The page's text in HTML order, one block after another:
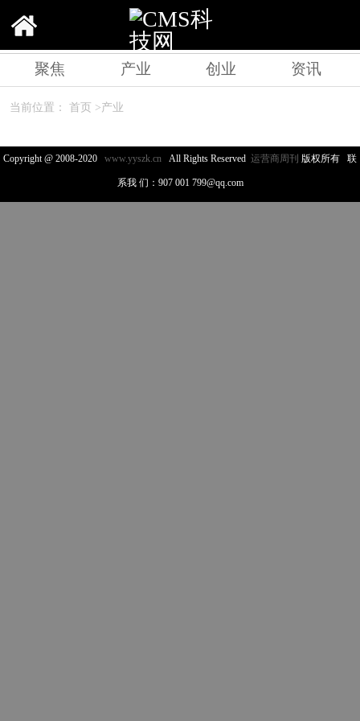
聚焦 产业 创业 资讯
当前位置： 首页 >产业
Copyright @ 2008-2020 www.yyszk.cn All Rights Reserved 运营商周刊 版权所有 联
系我 们：907 001 799@qq.com